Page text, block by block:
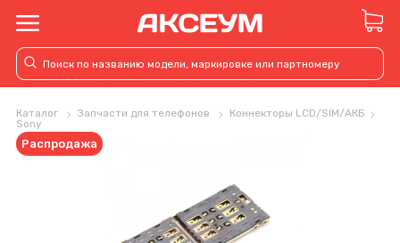
Каталог Запчасти для телефонов
Коннекторы LCD/SIM/АКБ
Sony
Распродажа